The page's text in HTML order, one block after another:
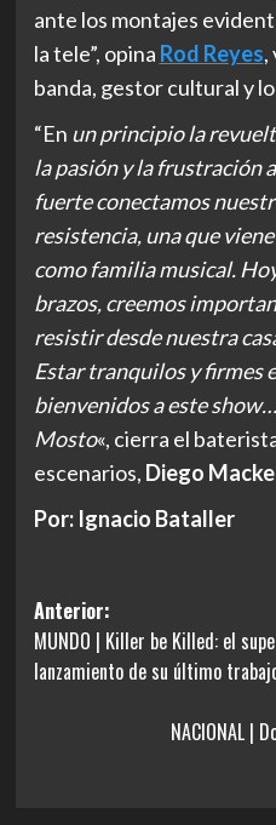
ante los montajes
la tele”, opina Rod Reyes,
banda, gestor cultural y
“En un principio la
la pasión y la frustración
fuerte conectamos
resistencia, una que
como familia musical.
brazos, creemos
resistir desde nuestra
Estar tranquilos y firmes
bienvenidos a este
Mosto«, cierra el
escenarios, Diego
Por: Ignacio Bataller
Navegación
de
entradas
Anterior:
MUNDO | Killer be Killed: el
lanzamiento de su último
NACIONAL |